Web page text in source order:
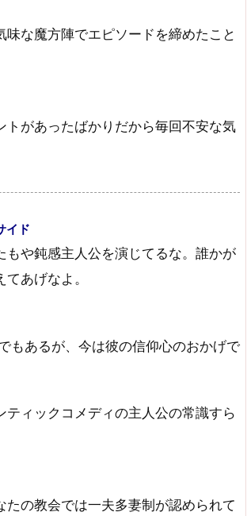
味な魔方陣でエピソードを締めたこと
トがあったばかりだから毎回不安な気
イド
もや鈍感主人公を演じてるな。誰かが
あげなよ。
もあるが、今は彼の信仰心のおかげで
ティックコメディの主人公の常識すら
たの教会では一夫多妻制が認められて